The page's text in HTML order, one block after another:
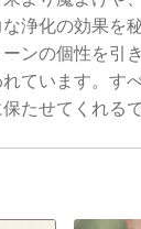
浄化の効果を
ンの個性を引
ています。す
たせてくれるで